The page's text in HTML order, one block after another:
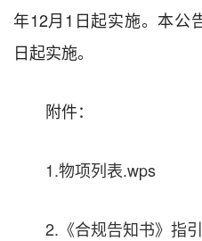
年12月1日起实施。本公
日起实施。
附件：
1.物项列表.wps
2.《合规告知书》指